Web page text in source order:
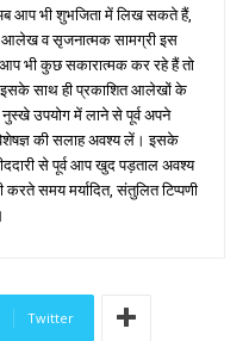
आप भी शुभजिता में लिख सकते हैं,
आलेख व सृजनात्मक सामग्री इस
भी कुछ सकारात्मक कर रहे हैं तो
साथ ही प्रकाशित आलेखों के
उपयोग में लाने से पूर्व अपने
की सलाह अवश्य लें। इसके
से पूर्व आप खुद पड़ताल अवश्य
समय मर्यादित, संतुलित टिप्पणी
Twitter